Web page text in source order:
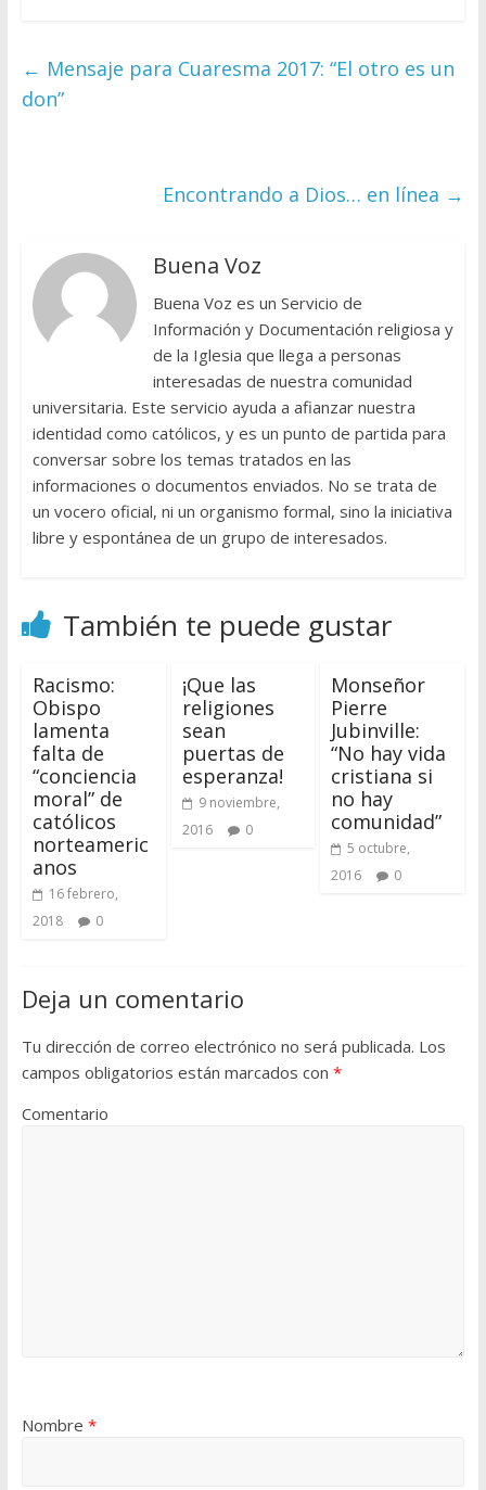
← Mensaje para Cuaresma 2017: “El otro es un
don”
Encontrando a Dios… en línea →
Buena Voz
Buena Voz es un Servicio de
Información y Documentación religiosa y
de la Iglesia que llega a personas
interesadas de nuestra comunidad
universitaria. Este servicio ayuda a afianzar nuestra
identidad como católicos, y es un punto de partida para
conversar sobre los temas tratados en las
informaciones o documentos enviados. No se trata de
un vocero oficial, ni un organismo formal, sino la iniciativa
libre y espontánea de un grupo de interesados.
También te puede gustar
Racismo:
Obispo
lamenta
falta de
“conciencia
moral” de
católicos
norteameric
anos
16 febrero,
2018
0
¡Que las
religiones
sean
puertas de
esperanza!
9 noviembre,
2016
0
Monseñor
Pierre
Jubinville:
“No hay vida
cristiana si
no hay
comunidad”
5 octubre,
2016
0
Deja un comentario
Tu dirección de correo electrónico no será publicada. Los
campos obligatorios están marcados con *
Comentario
Nombre *